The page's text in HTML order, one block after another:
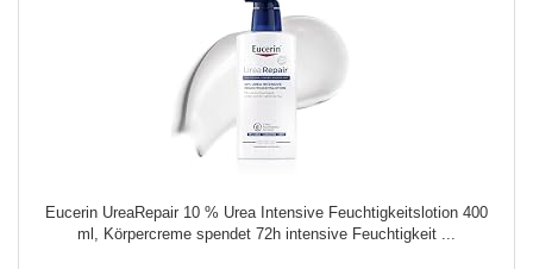
Eucerin UreaRepair 10 % Urea Intensive Feuchtigkeitslotion 400
ml, Körpercreme spendet 72h intensive Feuchtigkeit ...